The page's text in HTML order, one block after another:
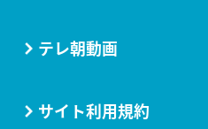
テレ朝動画
サイト利用規約